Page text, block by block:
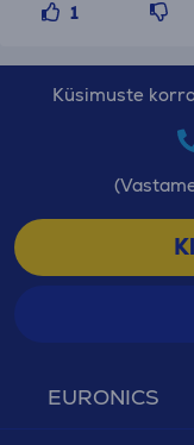
1
EURONICS
Küsimuste